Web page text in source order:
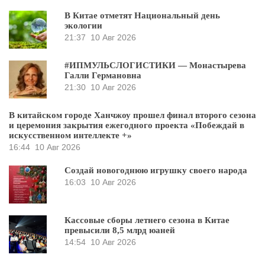
В Китае отметят Национальный день
экологии
21:37
10 Авг 2026
#ИПМУЛЬСЛОГИСТИКИ — Монастырева
Галли Германовна
21:30 10 Авг 2026
В китайском городе Ханчжоу прошел финал второго сезона
и церемония закрытия ежегодного проекта «Побеждай в
искусственном интеллекте +»
16:44 10 Авг 2026
Создай новогоднюю игрушку своего народа
16:03
10 Авг 2026
Кассовые сборы летнего сезона в Китае
превысили 8,5 млрд юаней
14:54 10 Авг 2026